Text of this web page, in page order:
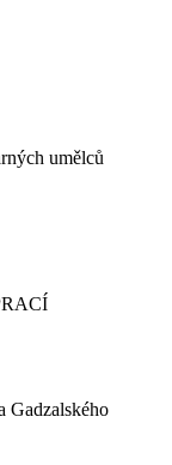
umělců
Gadzalského